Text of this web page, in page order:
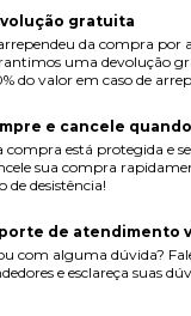
gratuita
da compra
uma devolução
do valor em caso de
e cancele
compra está protegida e
sua compra
de desistência!
de atendimento
com alguma dúvida?
e esclareça suas